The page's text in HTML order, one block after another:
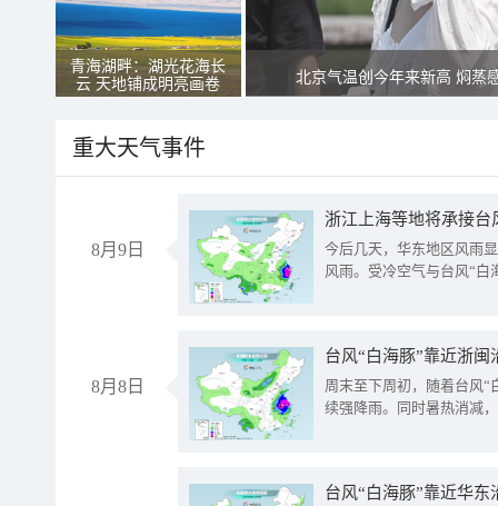
青海湖畔：湖光花海长
云 天地铺成明亮画卷
北京气温创今年来新高 焖蒸
重大天气事件
8月9日
浙江上海等地将承接台
今后几天，华东地区风雨
风雨。受冷空气与台风“白
8月8日
台风“白海豚”靠近浙
周末至下周初，随着台风“
续强降雨。同时暑热消减
台风“白海豚”靠近华